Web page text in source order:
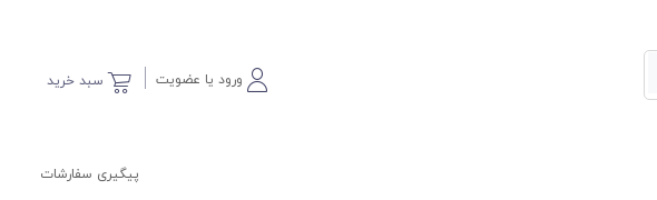
سبد خرید ورود یا عضویت
پیگیری سفارشات